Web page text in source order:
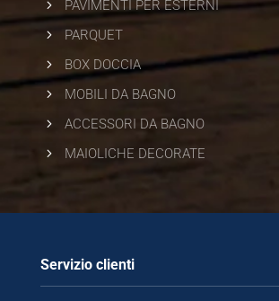
5
PAVIMENTI PER ESTERNI
5
PARQUET
5
BOX DOCCIA
5
MOBILI DA BAGNO
5
ACCESSORI DA BAGNO
5
MAIOLICHE DECORATE
Servizio clienti